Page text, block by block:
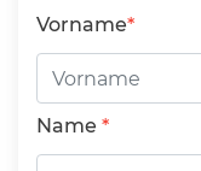
Vorname
Name